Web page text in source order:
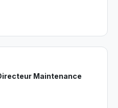
Maintenance